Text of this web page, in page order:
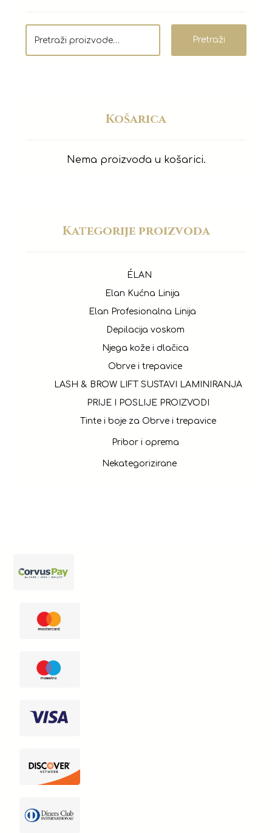
Pretraži
Košarica
Nema proizvoda u košarici.
Kategorije proizvoda
ÉLAN
Elan Kućna Linija
Elan Profesionalna Linija
Depilacija voskom
Njega kože i dlačica
Obrve i trepavice
LASH & BROW LIFT SUSTAVI LAMINIRANJA
PRIJE I POSLIJE PROIZVODI
Tinte i boje za Obrve i trepavice
Pribor i oprema
Nekategorizirane